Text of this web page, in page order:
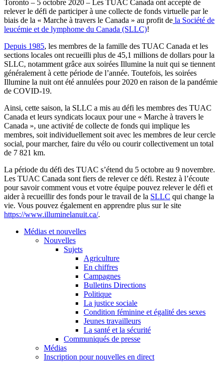
Toronto – 5 octobre 2020 – Les TUAC Canada ont accepté de
relever le défi de participer à une collecte de fonds virtuelle par le
biais de la « Marche à travers le Canada » au profit de la Société de
leucémie et de lymphome du Canada (SLLC)!
Depuis 1985, les membres de la famille des TUAC Canada et les
sections locales ont recueilli plus de 45,1 millions de dollars pour la
SLLC, notamment grâce aux soirées Illumine la nuit qui se tiennent
généralement à cette période de l’année. Toutefois, les soirées
Illumine la nuit ont été annulées pour 2020 en raison de la pandémie
de COVID‑19.
Ainsi, cette saison, la SLLC a mis au défi les membres des TUAC
Canada et leurs syndicats locaux pour une « Marche à travers le
Canada », une activité de collecte de fonds qui implique les
membres, soit individuellement soit avec les membres de leur cercle
social, pour marcher, faire du vélo ou courir collectivement un total
de 7 821 km.
La période du défi des TUAC s’étend du 5 octobre au 9 novembre.
Les TUAC Canada sont fiers de relever ce défi. Restez à l’écoute
pour savoir comment vous et votre équipe pouvez relever le défi et
aider à recueillir des fonds pour le travail de la SLLC qui change la
vie. Vous pouvez également en apprendre plus sur le site
https://www.illuminelanuit.ca/.
Médias et nouvelles
Nouvelles
Sujets
Agriculture
En chiffres
Campagnes
Bulletins Directions
Politique
La justice sociale
Condition féminine et égalité des sexes
Jeunes travailleurs
La santé et la sécurité
Communiqués de presse
Médias
Inscription pour nouvelles en direct